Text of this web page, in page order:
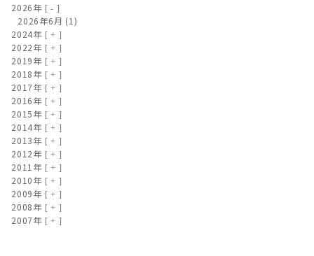
2026年
2026年6月 (1)
2024年
2022年
2019年
2018年
2017年
2016年
2015年
2014年
2013年
2012年
2011年
2010年
2009年
2008年
2007年